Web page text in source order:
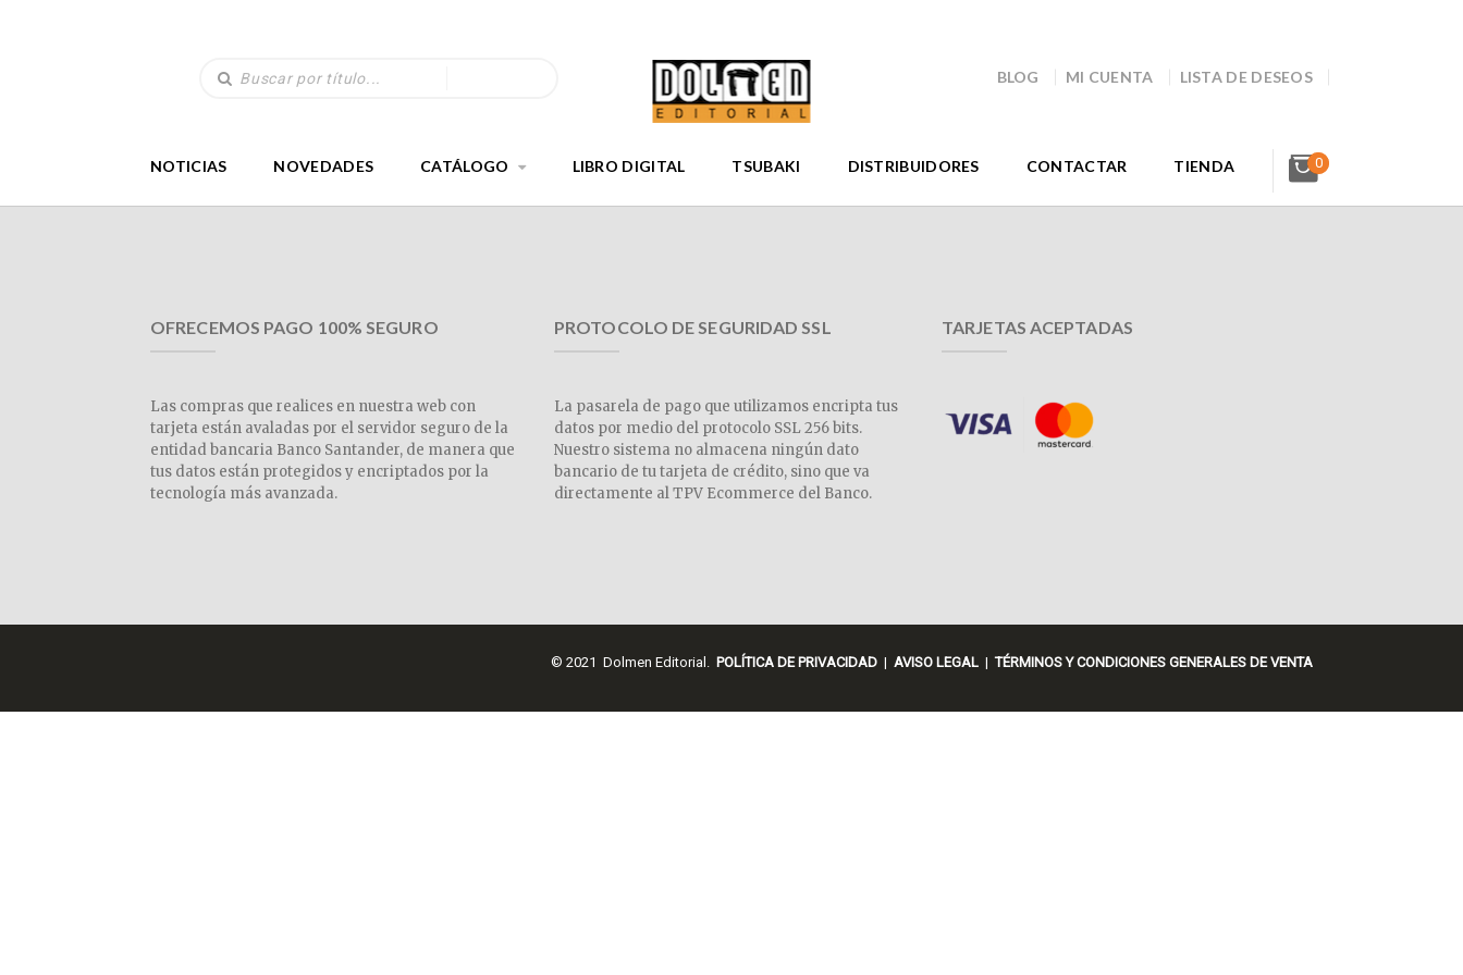
BLOG MI CUENTA LISTA DE DESEOS
NOTICIAS NOVEDADES CATÁLOGO LIBRO DIGITAL TSUBAKI DISTRIBUIDORES CONTACTAR TIENDA 0
OFRECEMOS PAGO 100% SEGURO
Las compras que realices en nuestra web con
tarjeta están avaladas por el servidor seguro de la
entidad bancaria Banco Santander, de manera que
tus datos están protegidos y encriptados por la
tecnología más avanzada.
PROTOCOLO DE SEGURIDAD SSL
La pasarela de pago que utilizamos encripta tus
datos por medio del protocolo SSL 256 bits.
Nuestro sistema no almacena ningún dato
bancario de tu tarjeta de crédito, sino que va
directamente al TPV Ecommerce del Banco.
TARJETAS ACEPTADAS
© 2021 Dolmen Editorial. POLÍTICA DE PRIVACIDAD | AVISO LEGAL |TÉRMINOS Y CONDICIONES GENERALES DE VENTA